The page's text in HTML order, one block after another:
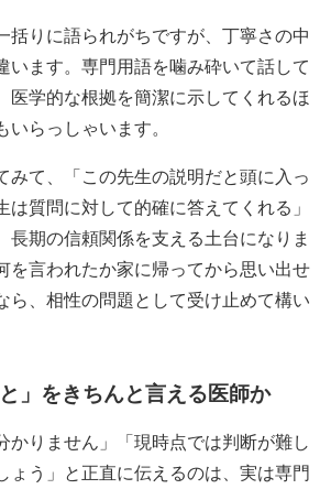
括りに語られがちですが、丁寧さの中
います。専門用語を噛み砕いて話して
医学的な根拠を簡潔に示してくれるほ
いらっしゃいます。
みて、「この先生の説明だと頭に入っ
は質問に対して的確に答えてくれる」
長期の信頼関係を支える土台になりま
を言われたか家に帰ってから思い出せ
ら、相性の問題として受け止めて構い
」をきちんと言える医師か
かりません」「現時点では判断が難し
ょう」と正直に伝えるのは、実は専門